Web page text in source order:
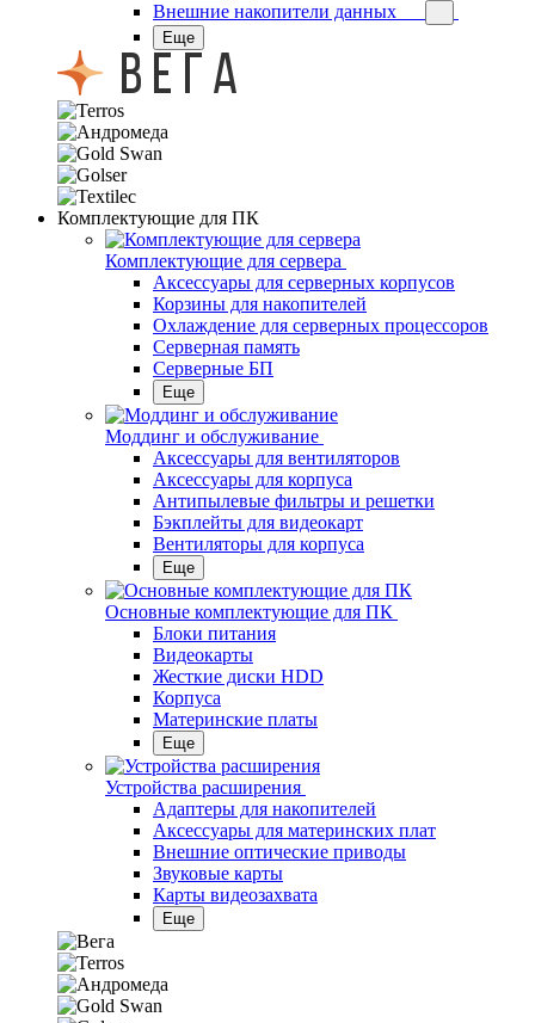
Внешние накопители данных
Еще
Комплектующие для ПК
Комплектующие для сервера
Аксессуары для серверных корпусов
Корзины для накопителей
Охлаждение для серверных процессоров
Серверная память
Серверные БП
Еще
Моддинг и обслуживание
Аксессуары для вентиляторов
Аксессуары для корпуса
Антипылевые фильтры и решетки
Бэкплейты для видеокарт
Вентиляторы для корпуса
Еще
Основные комплектующие для ПК
Блоки питания
Видеокарты
Жесткие диски HDD
Корпуса
Материнские платы
Еще
Устройства расширения
Адаптеры для накопителей
Аксессуары для материнских плат
Внешние оптические приводы
Звуковые карты
Карты видеозахвата
Еще